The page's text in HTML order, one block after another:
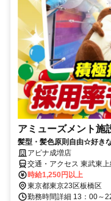
アミューズメント施
髪型・髪色原則自由☆好き
アピナ成増店
交通・アクセス 東武東
時給1,250円以上
東京都東京23区板橋区
勤務時間詳細 13：00～